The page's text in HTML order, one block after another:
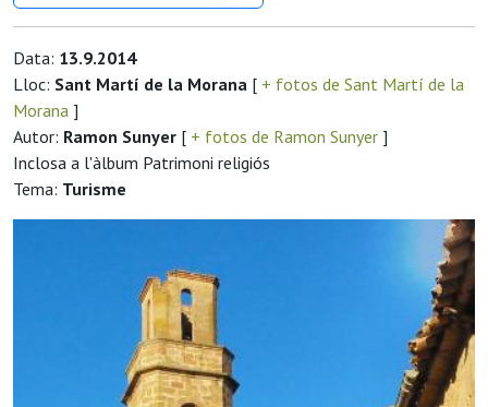
Data: 13.9.2014
Lloc: Sant Martí de la Morana [ + fotos de Sant Martí de la
Morana ]
Autor: Ramon Sunyer [ + fotos de Ramon Sunyer ]
Inclosa a l'àlbum Patrimoni religiós
Tema: Turisme